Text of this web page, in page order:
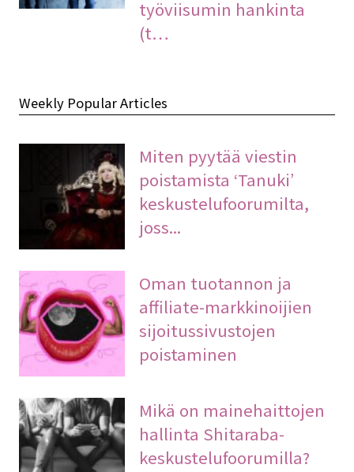
työviisumin hankinta
(t…
Weekly Popular Articles
Miten pyytää viestin
poistamista ‘Tanuki’
keskustelufoorumilta,
joss...
Oman tuotannon ja
affiliate-markkinoijien
sijoitussivustojen
poistaminen
Mikä on mainehaittojen
hallinta Shitaraba-
keskustelufoorumilla?